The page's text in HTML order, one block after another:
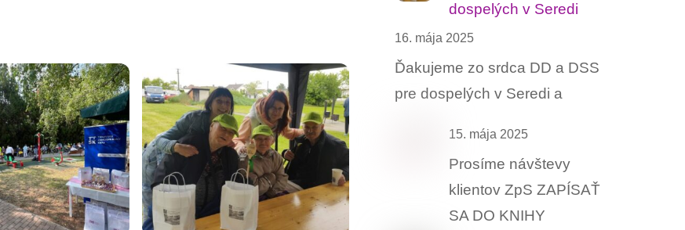
dospelých v Seredi
16. mája 2025
Ďakujeme zo srdca DD a DSS
pre dospelých v Seredi a
15. mája 2025
Prosíme návštevy
klientov ZpS ZAPÍSAŤ
SA DO KNIHY